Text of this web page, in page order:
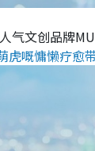
气文创品牌
虎嘅慵懒疗愈